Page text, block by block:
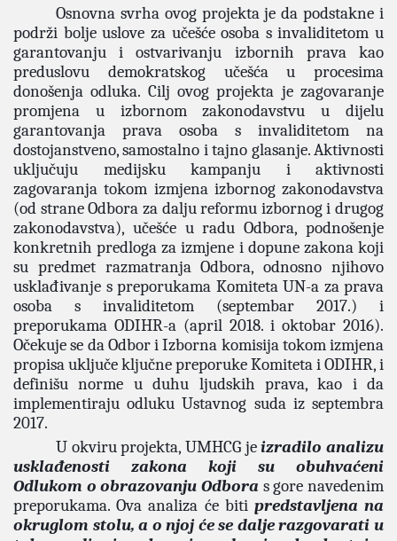
Osnovna svrha ovog projekta je da podstakne i
podrži bolje uslove za učešće osoba s invaliditetom u
garantovanju i ostvarivanju izbornih prava kao
preduslovu demokratskog učešća u procesima
donošenja odluka. Cilj ovog projekta je zagovaranje
promjena u izbornom zakonodavstvu u dijelu
garantovanja prava osoba s invaliditetom na
dostojanstveno, samostalno i tajno glasanje. Aktivnosti
uključuju medijsku kampanju i aktivnosti
zagovaranja tokom izmjena izbornog zakonodavstva
(od strane Odbora za dalju reformu izbornog i drugog
zakonodavstva), učešće u radu Odbora, podnošenje
konkretnih predloga za izmjene i dopune zakona koji
su predmet razmatranja Odbora, odnosno njihovo
usklađivanje s preporukama Komiteta UN-a za prava
osoba s invaliditetom (septembar 2017.) i
preporukama ODIHR-a (april 2018. i oktobar 2016).
Očekuje se da Odbor i Izborna komisija tokom izmjena
propisa uključe ključne preporuke Komiteta i ODIHR, i
definišu norme u duhu ljudskih prava, kao i da
implementiraju odluku Ustavnog suda iz septembra
2017.
U okviru projekta, UMHCG jeizradilo analizu
usklađenosti zakona koji su obuhvaćeni
Odlukom o obrazovanju Odbora s gore navedenim
preporukama. Ova analiza će biti predstavljena na
okruglom stolu, a o njoj će se dalje razgovarati u